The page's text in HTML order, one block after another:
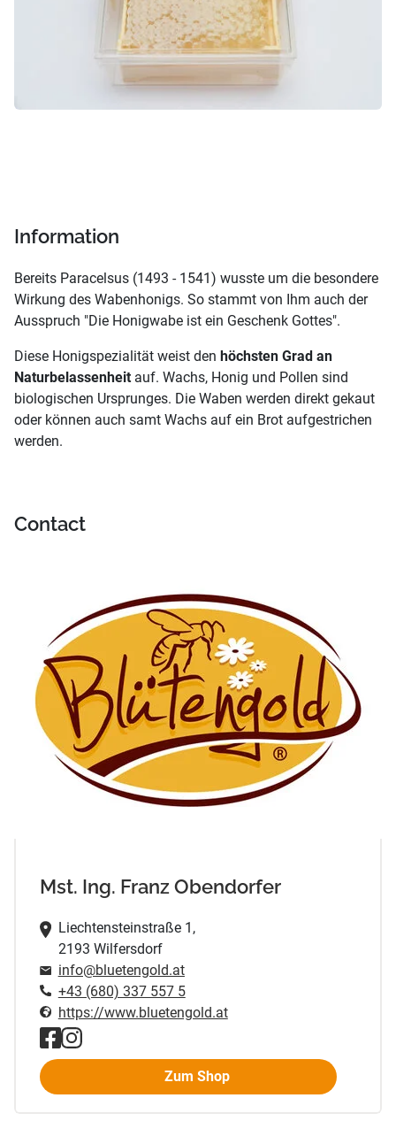
Information
Bereits Paracelsus (1493 - 1541) wusste um die besondere
Wirkung des Wabenhonigs. So stammt von Ihm auch der
Ausspruch "Die Honigwabe ist ein Geschenk Gottes".
Diese Honigspezialität weist den höchsten Grad an
Naturbelassenheit auf. Wachs, Honig und Pollen sind
biologischen Ursprunges. Die Waben werden direkt gekaut
oder können auch samt Wachs auf ein Brot aufgestrichen
werden.
Contact
Mst. Ing. Franz Obendorfer
Liechtensteinstraße 1,
2193 Wilfersdorf
info@bluetengold.at
+43 (680) 337 557 5
https://www.bluetengold.at
Zum Shop